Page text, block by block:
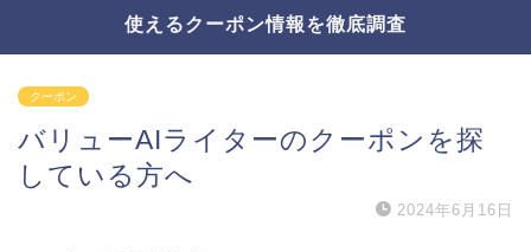
使えるクーポン情報を徹底調査
クーポン
バリューAIライターのクーポンを探
している方へ
2024年6月16日